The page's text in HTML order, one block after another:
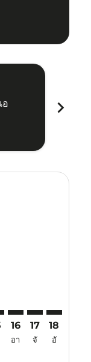
อ
chevron_right
16
อา
17
จั
18
อั